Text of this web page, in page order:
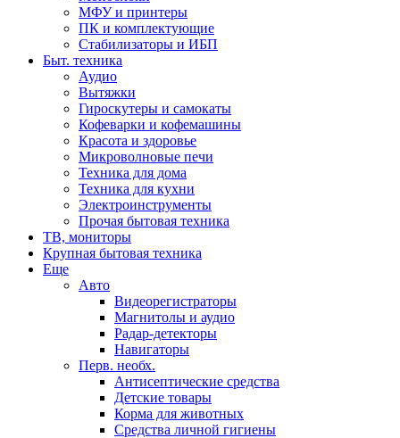
МФУ и принтеры
ПК и комплектующие
Стабилизаторы и ИБП
Быт. техника
Аудио
Вытяжки
Гироскутеры и самокаты
Кофеварки и кофемашины
Красота и здоровье
Микроволновые печи
Техника для дома
Техника для кухни
Электроинструменты
Прочая бытовая техника
ТВ, мониторы
Крупная бытовая техника
Еще
Авто
Видеорегистраторы
Магнитолы и аудио
Радар-детекторы
Навигаторы
Перв. необх.
Антисептические средства
Детские товары
Корма для животных
Средства личной гигиены